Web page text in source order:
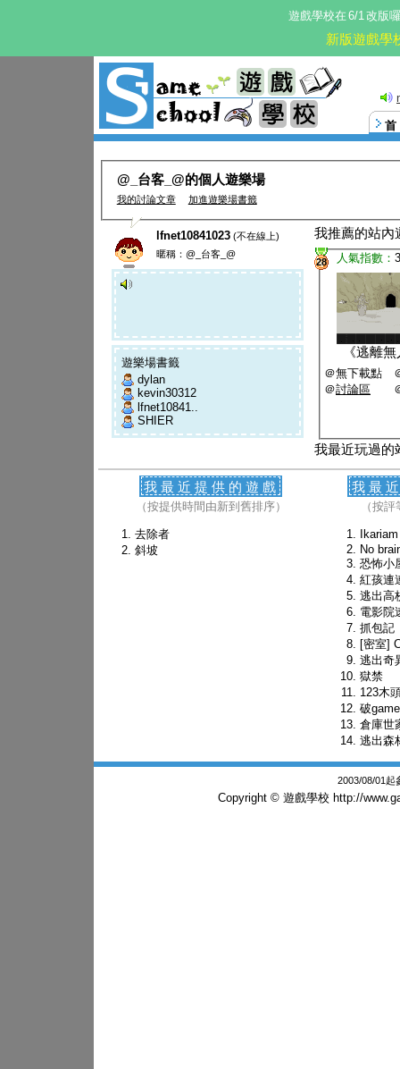
遊戲學校在 6/1改版
新版遊戲學
@_台客_@的個人遊樂場
我的討論文章 加進遊樂場書籤
lfnet10841023 (不在線上)
暱稱：@_台客_@
遊樂場書籤
dylan
kevin30312
lfnet10841..
SHIER
我推薦的站內
28 人氣指數：
《逃離無
＠無下載點
＠討論區
我最近玩過的
我最近提供的遊戲
（按提供時間由新到舊排序）
去除者
斜坡
我最
（按
No
恐怖小
紅孩連
逃出高
電影院
抓包記
[密室]
逃出奇
獄禁
123木
破game
倉庫世
逃出森
2003/08/01起
Copyright © 遊戲學校 http://